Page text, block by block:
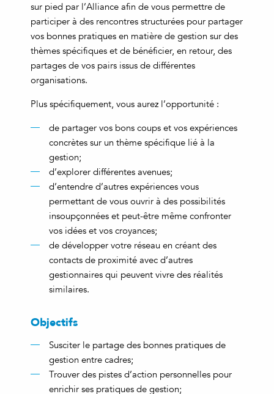
sur pied par l’Alliance afin de vous permettre de
participer à des rencontres structurées pour partager
vos bonnes pratiques en matière de gestion sur des
thèmes spécifiques et de bénéficier, en retour, des
partages de vos pairs issus de différentes
organisations.
Plus spécifiquement, vous aurez l’opportunité :
de partager vos bons coups et vos expériences
concrètes sur un thème spécifique lié à la
gestion;
d’explorer différentes avenues;
d’entendre d’autres expériences vous
permettant de vous ouvrir à des possibilités
insoupçonnées et peut-être même confronter
vos idées et vos croyances;
de développer votre réseau en créant des
contacts de proximité avec d’autres
gestionnaires qui peuvent vivre des réalités
similaires.
Objectifs
Susciter le partage des bonnes pratiques de
gestion entre cadres;
Trouver des pistes d’action personnelles pour
enrichir ses pratiques de gestion;